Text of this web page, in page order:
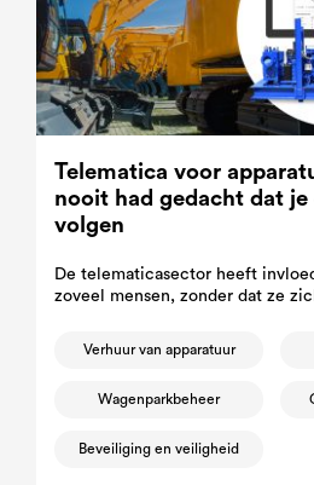
Telematica voor
nooit had gedacht dat je
volgen
De telematicasector heeft
zoveel mensen, zonder dat ze
Verhuur van apparatuur
Wagenparkbeheer
Beveiliging en veiligheid